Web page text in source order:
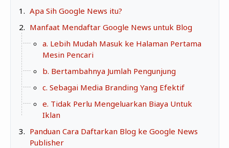
LIFESTYLE
PARENTING
BEAUTY & HEALTH
TRAVELLING
Apa Sih Google News itu?
Manfaat Mendaftar Google News untuk Blog
a. Lebih Mudah Masuk ke Halaman Pertama
Mesin Pencari
b. Bertambahnya Jumlah Pengunjung
c. Sebagai Media Branding Yang Efektif
e. Tidak Perlu Mengeluarkan Biaya Untuk
Iklan
Panduan Cara Daftarkan Blog ke Google News
Publisher